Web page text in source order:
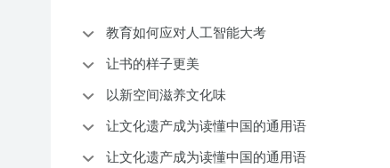
教育如何应对人工智能大考
让书的样子更美
以新空间滋养文化味
让文化遗产成为读懂中国的通用语
让文化遗产成为读懂中国的通用语